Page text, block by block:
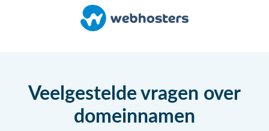
Veelgestelde vragen over
domeinnamen